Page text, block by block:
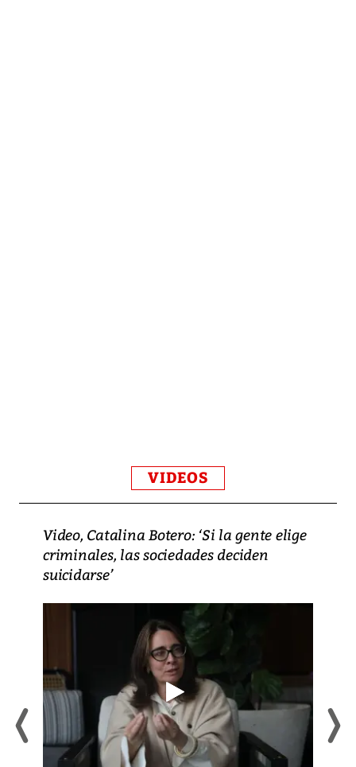
VIDEOS
Video, Catalina Botero: ‘Si la gente elige
criminales, las sociedades deciden
suicidarse’